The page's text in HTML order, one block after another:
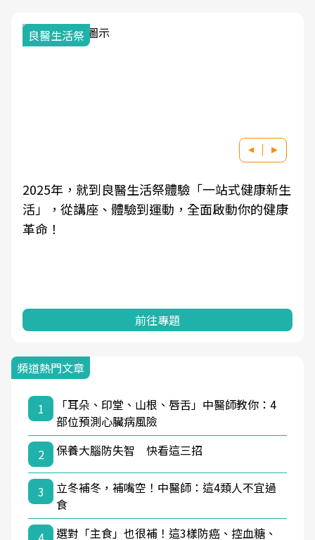
良醫生活祭
2025年，就到良醫生活祭體驗「一站式健康新生
活」，從講座、體驗到運動，全面啟動你的健康
革命！
前往專題
頻道熱門文章
1
「耳朵、印堂、山根、唇舌」中醫師教你：4
部位預測心臟病風險
2
保養大腦防失智 快看這三招
3
立冬補冬，補嘴空！中醫師：這4類人不宜過
食
選對「主食」也很補！這3樣防癌、控血糖、